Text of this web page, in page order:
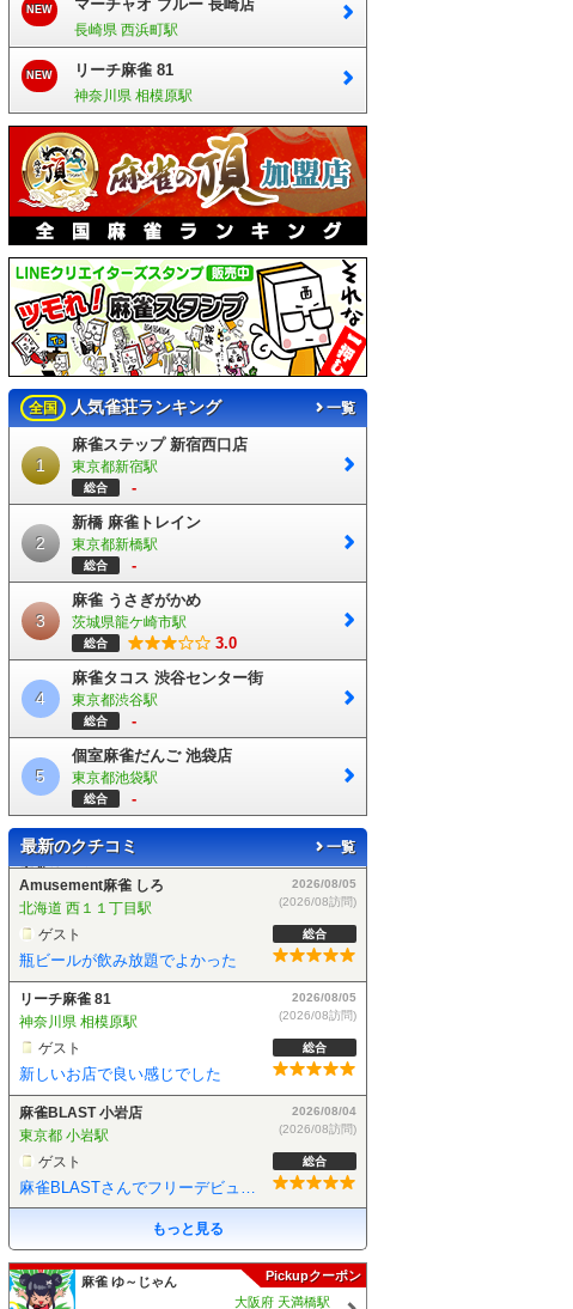
NEW マーチャオ ブルー 長崎店
長崎県 西浜町駅
NEW リーチ麻雀 81
神奈川県 相模原駅
全国 人気雀荘ランキング 一覧
1
麻雀ステップ 新宿西口店
東京都新宿駅
総合 -
2
新橋 麻雀トレイン
東京都新橋駅
総合 -
3
麻雀 うさぎがかめ
茨城県龍ケ崎市駅
総合 3.0
4
麻雀タコス 渋谷センター街
東京都渋谷駅
総合 -
5
個室麻雀だんご 池袋店
東京都池袋駅
総合 -
最新のクチコミ 一覧
Amusement麻雀 しろ
北海道 西１１丁目駅
ゲスト
2026/08/05
(2026/08訪問)
総合
瓶ビールが飲み放題でよかった
リーチ麻雀 81
神奈川県 相模原駅
ゲスト
2026/08/05
(2026/08訪問)
総合
新しいお店で良い感じでした
麻雀BLAST 小岩店
東京都 小岩駅
ゲスト
2026/08/04
(2026/08訪問)
総合
もっと見る
Pickupクーポン
麻雀 ゆ～じゃん
大阪府 天満橋駅